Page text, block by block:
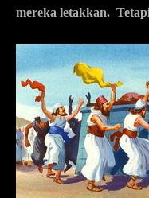
mereka letakkan.